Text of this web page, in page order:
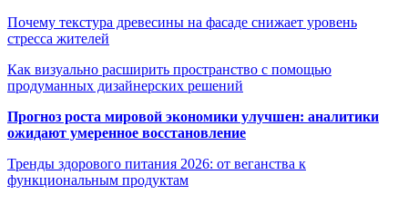
Почему текстура древесины на фасаде снижает уровень
стресса жителей
Как визуально расширить пространство с помощью
продуманных дизайнерских решений
Прогноз роста мировой экономики улучшен: аналитики
ожидают умеренное восстановление
Тренды здорового питания 2026: от веганства к
функциональным продуктам